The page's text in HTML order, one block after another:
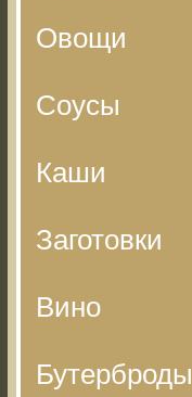
Овощи
Соусы
Каши
Заготовки
Вино
Бутерброды